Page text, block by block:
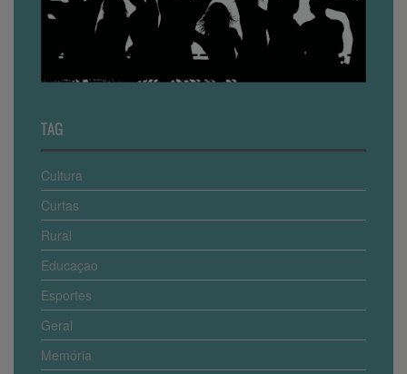
TAG
Cultura
Curtas
Rural
Educaçao
Esportes
Geral
Memória